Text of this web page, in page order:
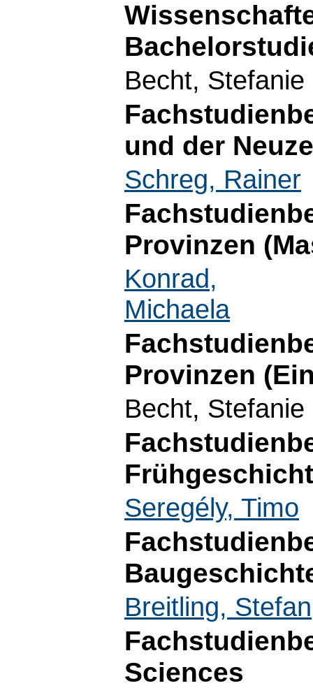
Becht, Stefanie
und der
Schreg, Rainer
Provinzen
Konrad,
Michaela
Provinzen
Becht, Stefanie
Seregély, Timo
Breitling, Stefan
Sciences